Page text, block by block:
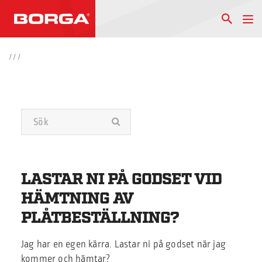
// /
LASTAR NI PÅ GODSET VID
HÄMTNING AV
PLÅTBESTÄLLNING?
Jag har en egen kärra. Lastar ni på godset när jag
kommer och hämtar?